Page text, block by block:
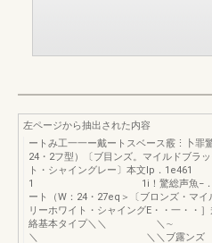
左ページから抽出された内容
ートみ工一一ー戴ートスベース霰⋮卜罪
24・2フ型）〔ブ目ンズ。マイルドブラ
ト・シャイングレー〕本文Ip．
1 1i！驚総声魚−．襲藝舞
ート（W：24・27eq＞〔ブロンズ・マ
リーホワイト・シャイングE・・一・・
絡基本タイプ＼＼
＼ ＼＼ブ露